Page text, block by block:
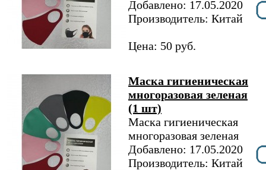
Добавлено: 17.05.2020
Производитель: Китай
Цена: 50 руб.
Маска гигиеническая
многоразовая зеленая
(1 шт)
Маска гигиеническая
многоразовая зеленая
Добавлено: 17.05.2020
Производитель: Китай